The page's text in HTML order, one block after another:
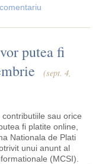
putea fi
(sept. 4,
sau orice
fi platite online,
Nationala de Plati
unui anunt al
(MCSI).